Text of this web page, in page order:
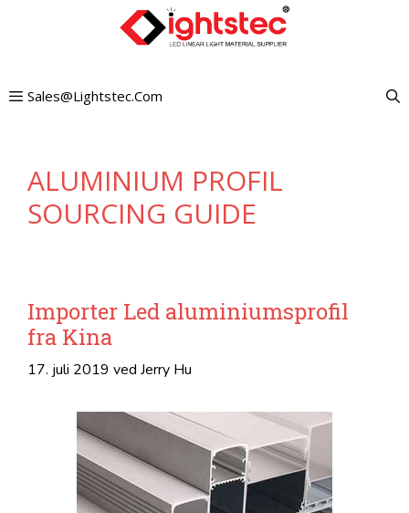
Sales@lightstec.com
ALUMINIUM PROFIL
SOURCING GUIDE
Importer Led aluminiumsprofil
fra Kina
17. juli 2019 ved Jerry Hu